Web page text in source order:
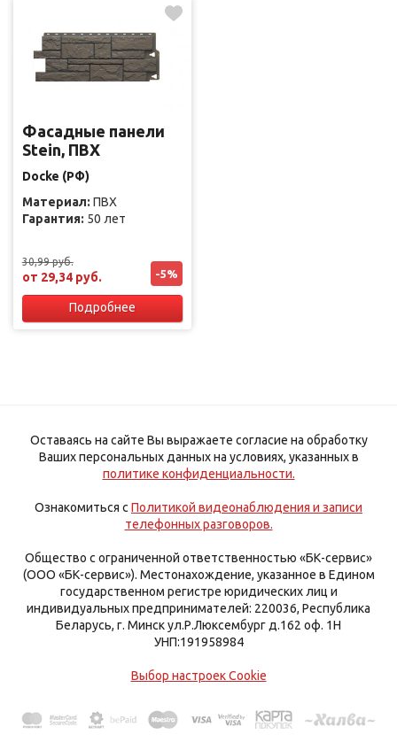
Фасадные панели
Stein, ПВХ
Docke (РФ)
Материал: ПВХ
Гарантия: 50 лет
30,99 руб.
от 29,34 руб. -5%
Подробнее
Оставаясь на сайте Вы выражаете согласие на обработку
Ваших персональных данных на условиях, указанных в
политике конфиденциальности.
Ознакомиться с Политикой видеонаблюдения и записи
телефонных разговоров.
Общество с ограниченной ответственностью «БК-сервис»
(ООО «БК-сервис»). Местонахождение, указанное в Едином
государственном регистре юридических лиц и
индивидуальных предпринимателей: 220036, Республика
Беларусь, г. Минск ул.Р.Люксембург д.162 оф. 1Н
УНП:191958984
Выбор настроек Cookie